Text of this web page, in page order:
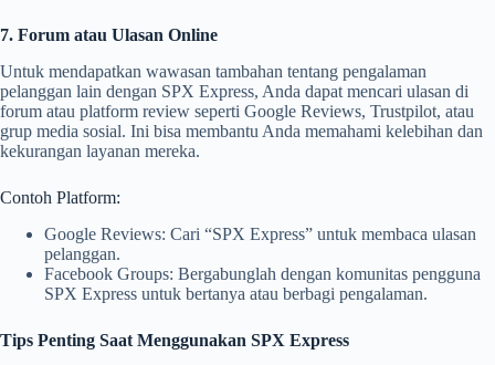
7. Forum atau Ulasan Online
Untuk mendapatkan wawasan tambahan tentang pengalaman
pelanggan lain dengan SPX Express, Anda dapat mencari ulasan di
forum atau platform review seperti Google Reviews, Trustpilot, atau
grup media sosial. Ini bisa membantu Anda memahami kelebihan dan
kekurangan layanan mereka.
Contoh Platform:
Google Reviews: Cari “SPX Express” untuk membaca ulasan
pelanggan.
Facebook Groups: Bergabunglah dengan komunitas pengguna
SPX Express untuk bertanya atau berbagi pengalaman.
Tips Penting Saat Menggunakan SPX Express